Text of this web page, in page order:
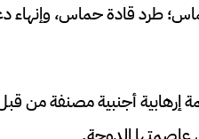
لدى حماس؛ طرد قادة حماس، وإنهاء
أجنبية مصنفة من قبل